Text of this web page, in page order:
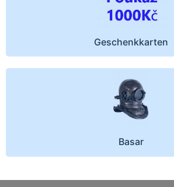
Geschenkkarten
Basar